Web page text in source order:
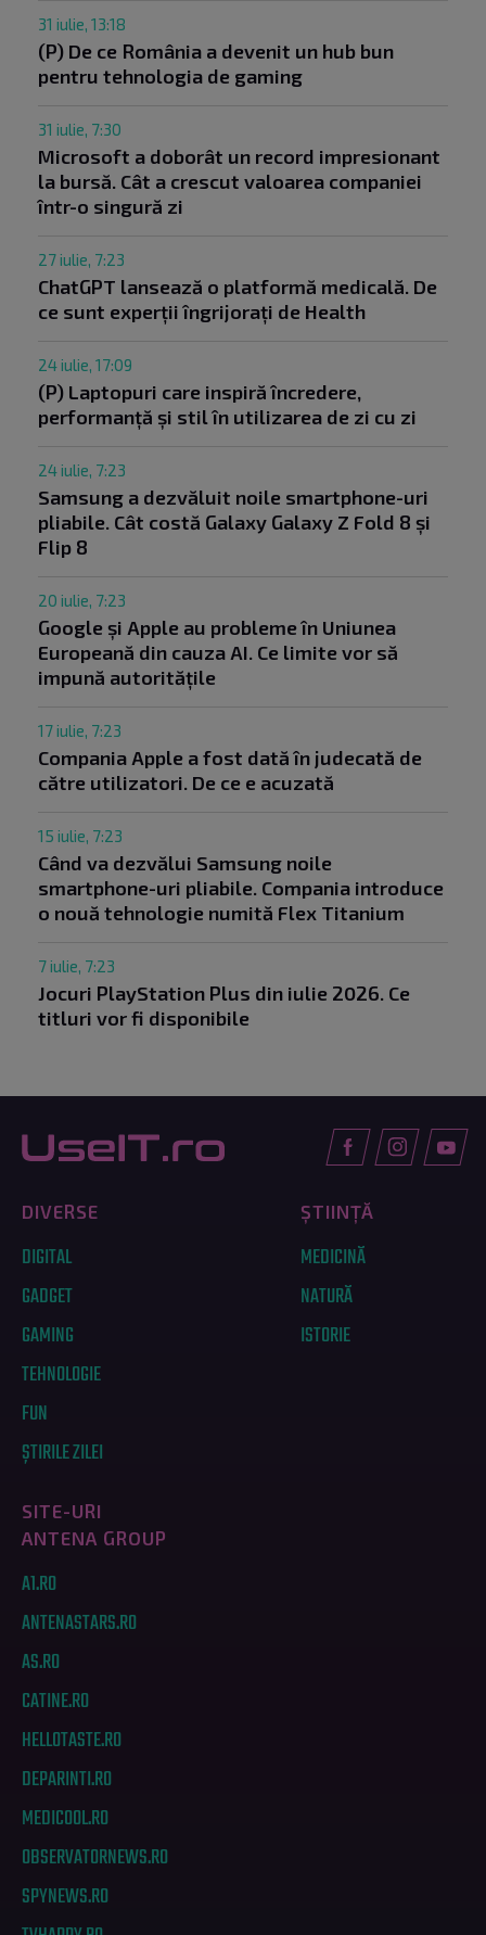
31 iulie, 13:18
(P) De ce România a devenit un hub bun
pentru tehnologia de gaming
31 iulie, 7:30
Microsoft a doborât un record impresionant
la bursă. Cât a crescut valoarea companiei
într-o singură zi
27 iulie, 7:23
ChatGPT lansează o platformă medicală. De
ce sunt experții îngrijorați de Health
24 iulie, 17:09
(P) Laptopuri care inspiră încredere,
performanță și stil în utilizarea de zi cu zi
24 iulie, 7:23
Samsung a dezvăluit noile smartphone-uri
pliabile. Cât costă Galaxy Galaxy Z Fold 8 și
Flip 8
20 iulie, 7:23
Google și Apple au probleme în Uniunea
Europeană din cauza AI. Ce limite vor să
impună autoritățile
17 iulie, 7:23
Compania Apple a fost dată în judecată de
către utilizatori. De ce e acuzată
15 iulie, 7:23
Când va dezvălui Samsung noile
smartphone-uri pliabile. Compania introduce
o nouă tehnologie numită Flex Titanium
7 iulie, 7:23
Jocuri PlayStation Plus din iulie 2026. Ce
titluri vor fi disponibile
DIVERSE
DIGITAL
GADGET
GAMING
TEHNOLOGIE
FUN
ȘTIRILE ZILEI
ȘTIINȚĂ
MEDICINĂ
NATURĂ
ISTORIE
SITE-URI
ANTENA GROUP
A1.RO
ANTENASTARS.RO
AS.RO
CATINE.RO
HELLOTASTE.RO
DEPARINTI.RO
MEDICOOL.RO
OBSERVATORNEWS.RO
SPYNEWS.RO